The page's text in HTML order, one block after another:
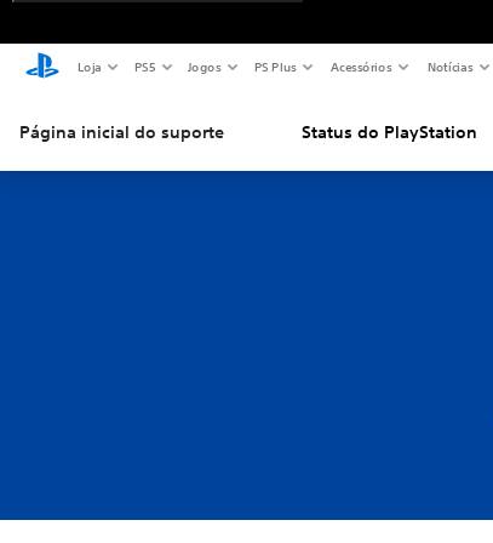
Loja PS5 Jogos PS Plus Acessórios Notícias
Página inicial do suporte Status do PlayStation